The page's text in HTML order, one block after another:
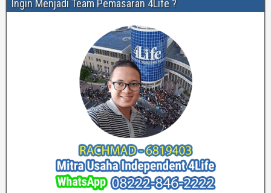
Ingin Menjadi Team Pemasaran 4Life ?